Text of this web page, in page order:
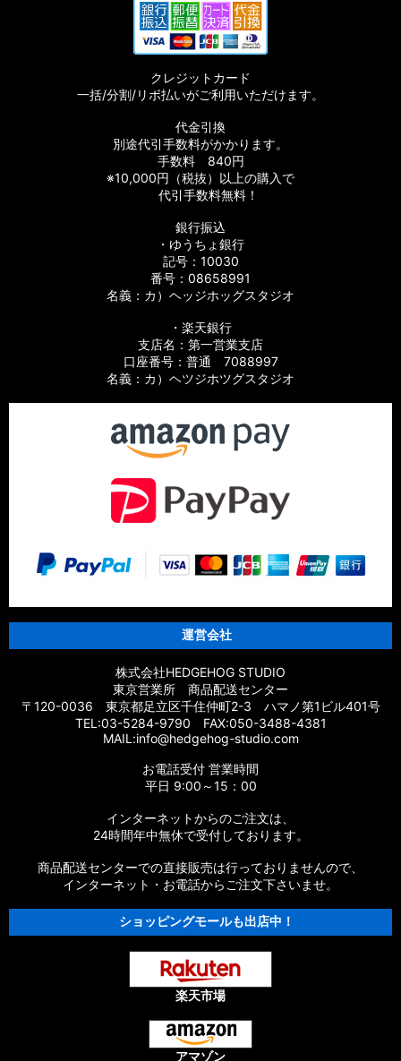
【シマノ】21オシアジガー［OCEA JIGGER］純正パーツリス
【シマノ】20SLX DC［SLX］純正パーツリスト
【シマノ】19SLX MGL［SLX］純正パーツリスト
【シマノ】19-20オシアコンクエスト リミテッド［OCEA
CONQUEST］純正パーツリスト
【シマノ】21グラップラー［GRAPPLER］純正パーツリスト
【シマノ】15アルデバラン BFS XG LIMITED［ALDEBARAN］
【シマノ】15アルデバラン［ALDEBARAN］純正パーツリスト
【シマノ】09アルデバラン Mg/Mg7［ALDEBARAN］純正パ
【シマノ】21スコーピオン MD［Scorpion］純正パーツリスト
【シマノ】17スコーピオン DC［Scorpion］純正パーツリスト
【シマノ】17スコーピオン BFS/BFS XG［Scorpion］純正パー
【シマノ】14スコーピオン［Scorpion］純正パーツリスト
【シマノ】16スコーピオン 70［Scorpion］純正パーツリスト
【シマノ】11スコーピオン DC［Scorpion］純正パーツリスト
【シマノ】10スコーピオン XT 1000［Scorpion］純正パーツ
リスト
【シマノ】04スコーピオン Mg 1000［Scorpion］純正パーツ
【シマノ】00スコーピオン 1000［Scorpion］純正パーツリス
【シマノ】11-13オシアカルカッタ［OCEA CALCUTTA］純正
クレジットカード
一括/分割/リボ払いがご利用いただけます。
代金引換
別途代引手数料がかかります。
手数料 840円
※10,000円（税抜）以上の購入で
代引手数料無料！
銀行振込
・ゆうちょ銀行
記号：10030
番号：08658991
名義：カ）ヘッジホッグスタジオ
・楽天銀行
支店名：第一営業支店
口座番号：普通 7088997
名義：カ）ヘツジホツグスタジオ
運営会社
株式会社HEDGEHOG STUDIO
東京営業所 商品配送センター
〒120-0036 東京都足立区千住仲町2-3 ハマノ第1ビル401号
TEL:03-5284-9790 FAX:050-3488-4381
MAIL:info@hedgehog-studio.com
お電話受付 営業時間
平日 9:00～15：00
インターネットからのご注文は、
24時間年中無休で受付しております。
商品配送センターでの直接販売は行っておりませんので、
インターネット・お電話からご注文下さいませ。
ショッピングモールも出店中！
楽天市場
アマゾン